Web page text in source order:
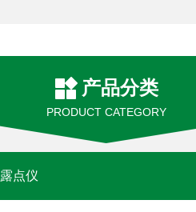
产品分类
PRODUCT CATEGORY
露点仪